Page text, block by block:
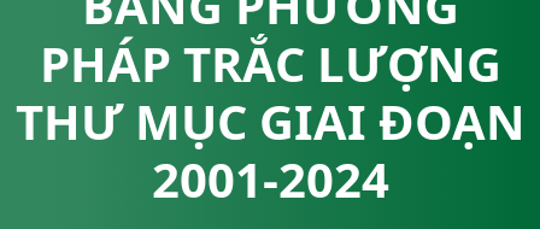
PHÁP TRẮC LƯỢNG
THƯ MỤC GIAI ĐOẠN
2001-2024